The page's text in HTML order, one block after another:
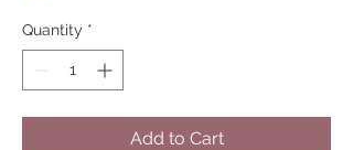
Quantity *
Add to Cart